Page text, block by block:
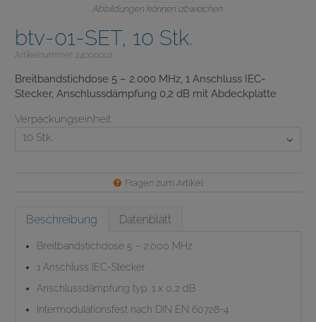
Abbildungen können abweichen
btv-01-SET, 10 Stk.
Artikelnummer: 24000002
Breitbandstichdose 5 – 2.000 MHz, 1 Anschluss IEC-
Stecker, Anschlussdämpfung 0,2 dB mit Abdeckplatte
Verpackungseinheit:
10 Stk.
Fragen zum Artikel
Beschreibung Datenblatt
Breitbandstichdose 5 – 2.000 MHz
1 Anschluss IEC-Stecker
Anschlussdämpfung typ. 1 x 0,2 dB
Intermodulationsfest nach DIN EN 60728-4